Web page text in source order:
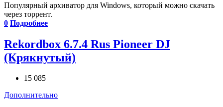
Популярный архиватор для Windows, который можно скачать
через торрент.
0 Подробнее
Rekordbox 6.7.4 Rus Pioneer DJ
(Крякнутый)
15 085
Дополнительно